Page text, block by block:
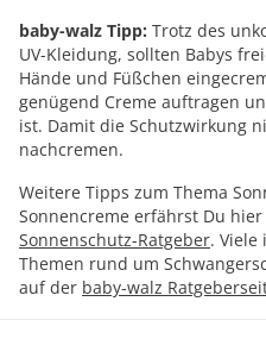
baby-walz Tipp: Trotz des
UV-Kleidung, sollten Babys
Hände und Füßchen
genügend Creme auftragen
ist. Damit die Schutzwirkung
nachcremen.
Weitere Tipps zum Thema
Sonnencreme erfährst Du
Sonnenschutz-Ratgeber.
Themen rund um
auf der baby-walz